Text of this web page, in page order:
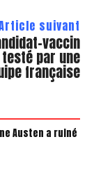
suivant
vaccin
par une
française
Austen a ruiné